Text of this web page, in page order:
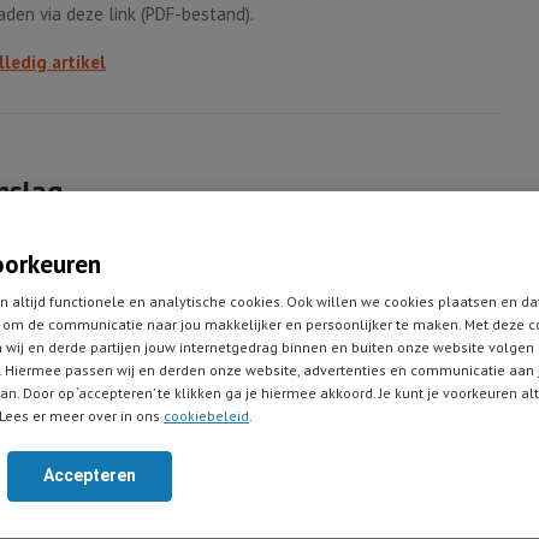
altijd functionele en analytische cookies. Ook willen we cookies plaatsen en
de communicatie naar jou makkelijker en persoonlijker te maken. Met deze
wij en derde partijen jouw internetgedrag binnen en buiten onze website volgen
Hiermee passen wij en derden onze website, advertenties en communicatie aan
Door op ‘accepteren’ te klikken ga je hiermee akkoord. Je kunt je voorkeuren
er meer over in ons cookiebeleid.
Accepteren
via deze link (PDF-bestand).
artikel
word ik gevraagd naar mijn kijk op de aandelenmarkten op
van het moment van vragen geef ik aan optimistisch
stijgen immers op termijn) of zeer optimistisch (wanneer
in de periode ervoor zijn gedaald).
artikel